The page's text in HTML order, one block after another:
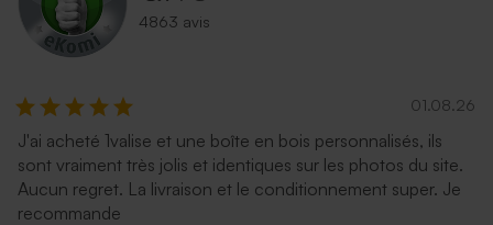
4863 avis
01.08.26
J'ai acheté 1valise et une boîte en bois personnalisés, ils
sont vraiment très jolis et identiques sur les photos du site.
Aucun regret. La livraison et le conditionnement super. Je
recommande